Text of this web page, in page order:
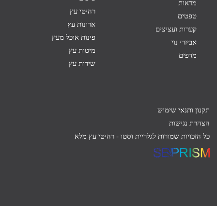
מראות
טפטים
קערות ועציצים
אביזרי נוי
מדפים
רהיטי עץ
ארונות עץ
פינות אוכל מעץ
מיטות עץ
שידות עץ
תקנון ותנאי שימוש
הצהרת נגישות
כל הזכויות שמורות לגלריית וסטו - רהיטי עץ מלא